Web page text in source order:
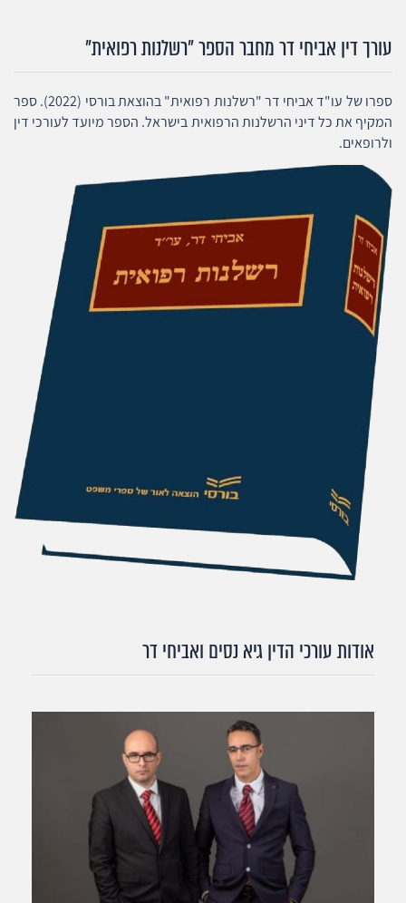
עורך דין אביחי דר מחבר הספר "רשלנות רפואית"
ספרו של עו"ד אביחי דר "רשלנות רפואית" בהוצאת בורסי (2022). ספר
המקיף את כל דיני הרשלנות הרפואית בישראל. הספר מיועד לעורכי דין
ולרופאים.
אודות עורכי הדין גיא נסים ואביחי דר